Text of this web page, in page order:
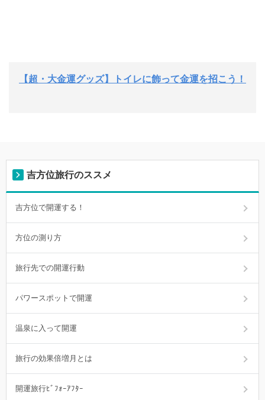
【超・大金運グッズ】トイレに飾って金運を招こう！
吉方位旅行のススメ
吉方位で開運する！
方位の測り方
旅行先での開運行動
パワースポットで開運
温泉に入って開運
旅行の効果倍増月とは
開運旅行ﾋﾞﾌｫｰｱﾌﾀｰ